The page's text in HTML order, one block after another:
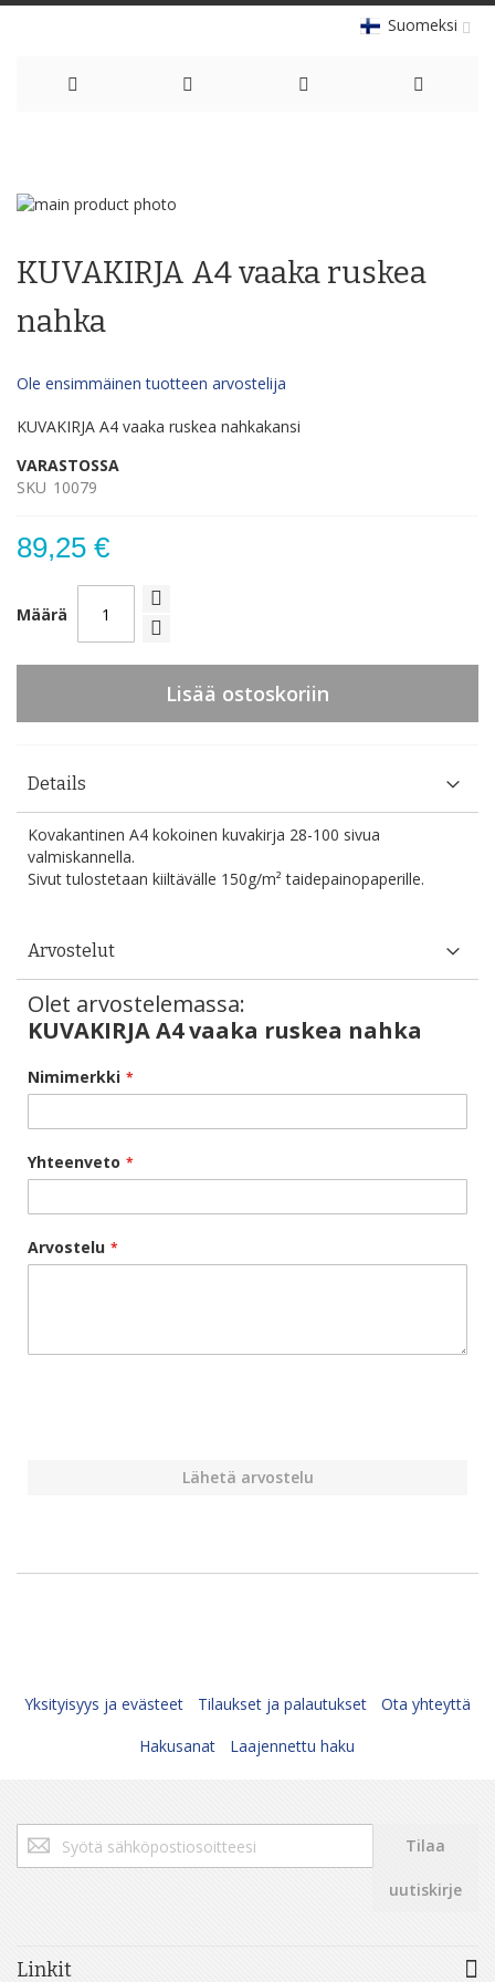
Suomeksi
Content
Skip
end
the
images
the
of
the
gallery
KUVAKIRJA A4 vaaka ruskea
nahka
Ole ensimmäinen tuotteen arvostelija
KUVAKIRJA A4 vaaka ruskea nahkakansi
VARASTOSSA
SKU 10079
89,25 €
Määrä
Lisää ostoskoriin
Details
Kovakantinen A4 kokoinen kuvakirja 28-100 sivua
valmiskannella.
Sivut tulostetaan kiiltävälle 150g/m² taidepainopaperille.
Arvostelut
Olet arvostelemassa:
KUVAKIRJA A4 vaaka ruskea nahka
Nimimerkki
Yhteenveto
Arvostelu
Lähetä arvostelu
Yksityisyys ja evästeet Tilaukset ja palautukset
Ota yhteyttä
Hakusanat
Laajennettu haku
Tilaa
uutiskirjeemme:
Tilaa
uutiskirje
Linkit